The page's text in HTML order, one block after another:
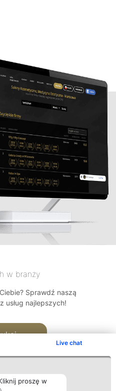
Live chat
proszę w
w branży
Sprawdź naszą
usług najlepszych!